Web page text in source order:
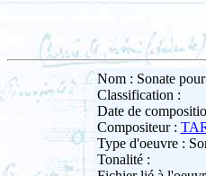
Nom : Sonate
Classification :
Date de
Compositeur :
Type d'oeuvre :
Tonalité :